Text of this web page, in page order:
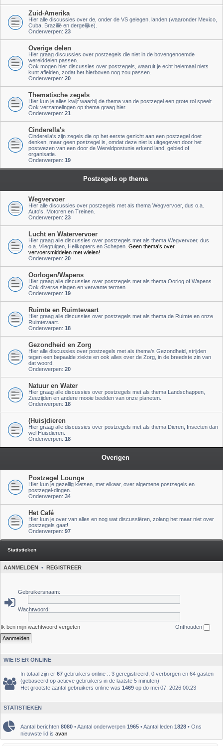
Zuid-Amerika
Hier alle discussies over de, onder de VS gelegen, landen (waaronder Mexico,
Cuba, Brazilië en dergelijke).
Onderwerpen: 23
Overige delen
Hier graag discussies over postzegels die niet in de bovengenoemde
werelddelen passen.
Ook mogen hier discussies over postzegels, waaruit je echt helemaal niets
kunt afleiden, zodat het hierboven nog zou passen.
Onderwerpen: 20
Thematische zegels
Hier kun je alles kwijt waarbij de thema van de postzegel een grote rol speelt.
Ook verzamelingen op thema graag hier.
Onderwerpen: 21
Cinderella's
Cinderella's zijn zegels die op het eerste gezicht aan een postzegel doet
denken, maar geen postzegel is, omdat deze niet is uitgegeven door het
postwezen van een door de Wereldpostunie erkend land, gebied of
organisatie.
Onderwerpen: 19
Postzegels op thema
Wegvervoer
Hier alle discussies over postzegels met als thema Wegvervoer, dus o.a.
Auto's, Motoren en Treinen.
Onderwerpen: 23
Lucht en Watervervoer
Hier graag alle discussies over postzegels met als thema Wegvervoer, dus
o.a. Vliegtuigen, Helikopters en Schepen. Geen thema's over
vervoersmiddelen met wielen!
Onderwerpen: 20
Oorlogen/Wapens
Hier graag alle discussies over postzegels met als thema Oorlog of Wapens.
Ook diverse slagen en verwante termen.
Onderwerpen: 19
Ruimte en Ruimtevaart
Hier graag alle discussies over postzegels met als thema de Ruimte en onze
Ruimtevaart.
Onderwerpen: 18
Gezondheid en Zorg
Hier alle discussies over postzegels met als thema's Gezondheid, strijden
tegen een bepaalde ziekte en ook alles over de Zorg, in de breedste zin van
dat woord.
Onderwerpen: 20
Natuur en Water
Hier graag alle discussies over postzegels met als thema Landschappen,
Zeezijden en andere mooie beelden van onze planeten.
Onderwerpen: 18
(Huis)dieren
Hier graag alle discussies over postzegels met als thema Dieren, Insecten dan
wel Huisdieren.
Onderwerpen: 18
Overigen
Postzegel Lounge
Hier kun je gezellig kletsen, met elkaar, over algemene postzegels en
postzegel-dingen.
Onderwerpen: 34
Het Café
Hier kun je over van alles en nog wat discussiëren, zolang het maar niet over
postzegels gaat!
Onderwerpen: 97
Statistieken
AANMELDEN • REGISTREER
Gebruikersnaam:
Wachtwoord:
Ik ben mijn wachtwoord vergeten Onthouden
WIE IS ER ONLINE
In totaal zijn er 67 gebruikers online :: 3 geregistreerd, 0 verborgen en 64 gasten
(gebaseerd op actieve gebruikers in de laatste 5 minuten)
Het grootste aantal gebruikers online was 1469 op do mei 07, 2026 00:23
STATISTIEKEN
Aantal berichten 8080 • Aantal onderwerpen 1965 • Aantal leden 1828 • Ons
nieuwste lid is avan